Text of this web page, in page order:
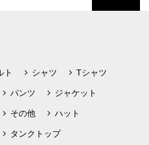
ト シャツ Tシャツ
パンツ ジャケット
その他 ハット
タンクトップ